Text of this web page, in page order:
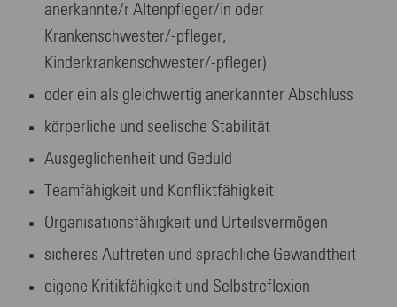
anerkannte/r Altenpfleger/in oder
Krankenschwester/-pfleger,
Kinderkrankenschwester/-pfleger)
oder ein als gleichwertig anerkannter Abschluss
körperliche und seelische Stabilität
Ausgeglichenheit und Geduld
Teamfähigkeit und Konfliktfähigkeit
Organisationsfähigkeit und Urteilsvermögen
sicheres Auftreten und sprachliche Gewandtheit
eigene Kritikfähigkeit und Selbstreflexion